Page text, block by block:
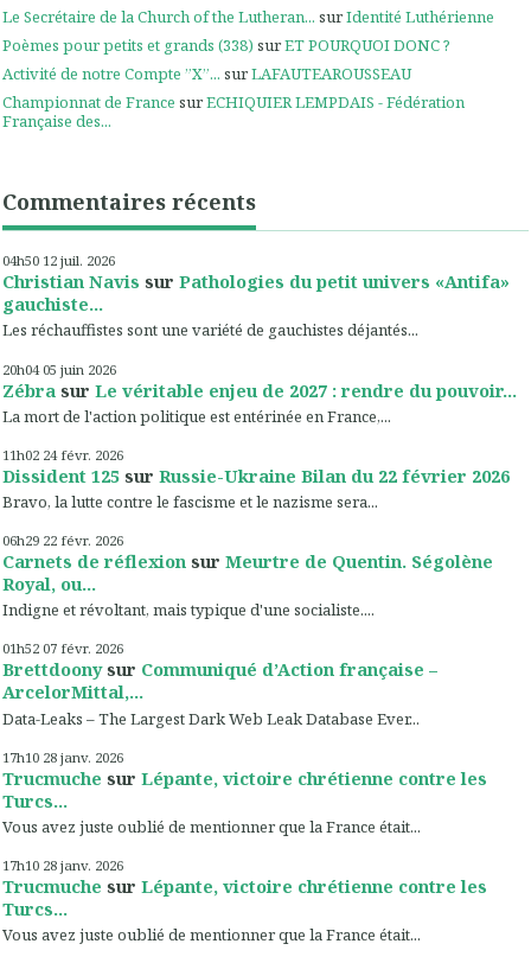
Le Secrétaire de la Church of the Lutheran... surIdentité Luthérienne
Poèmes pour petits et grands (338) surET POURQUOI DONC ?
Activité de notre Compte ”X”... surLAFAUTEAROUSSEAU
Championnat de France surECHIQUIER LEMPDAIS - Fédération
Française des...
Commentaires récents
04h50 12 juil. 2026
Christian Navis sur Pathologies du petit univers «Antifa»
gauchiste...
Les réchauffistes sont une variété de gauchistes déjantés...
20h04 05 juin 2026
Zébra sur Le véritable enjeu de 2027 : rendre du pouvoir...
La mort de l'action politique est entérinée en France,...
11h02 24 févr. 2026
Dissident 125 sur Russie-Ukraine Bilan du 22 février 2026
Bravo, la lutte contre le fascisme et le nazisme sera...
06h29 22 févr. 2026
Carnets de réflexion sur Meurtre de Quentin. Ségolène
Royal, ou...
Indigne et révoltant, mais typique d'une socialiste....
01h52 07 févr. 2026
Brettdoonysur Communiqué d’Action française –
ArcelorMittal,...
Data-Leaks – The Largest Dark Web Leak Database Ever...
17h10 28 janv. 2026
Trucmuche sur Lépante, victoire chrétienne contre les
Turcs...
Vous avez juste oublié de mentionner que la France était...
17h10 28 janv. 2026
Trucmuche sur Lépante, victoire chrétienne contre les
Turcs...
Vous avez juste oublié de mentionner que la France était...